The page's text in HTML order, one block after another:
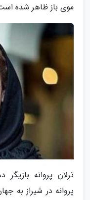
موی باز ظاهر شده
ترلان پروانه
پروانه در شیراز به